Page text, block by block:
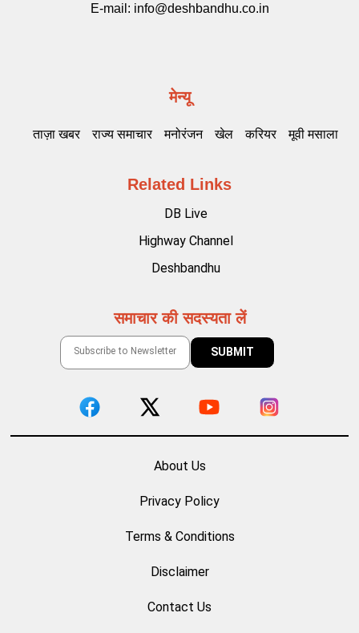
E-mail: info@deshbandhu.co.in
मेन्यू
ताज़ा खबर राज्य समाचार मनोरंजन खेल करियर मूवी मसाला
Related Links
DB Live
Highway Channel
Deshbandhu
समाचार की सदस्यता लें
About Us
Privacy Policy
Terms & Conditions
Disclaimer
Contact Us